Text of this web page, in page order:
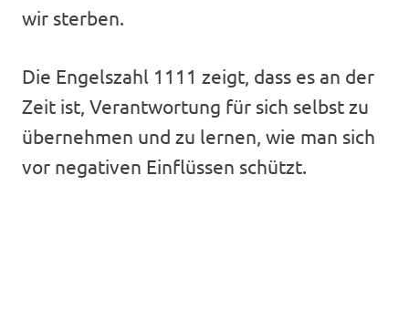
wir sterben.
Die Engelszahl 1111 zeigt, dass es an der
Zeit ist, Verantwortung für sich selbst zu
übernehmen und zu lernen, wie man sich
vor negativen Einflüssen schützt.